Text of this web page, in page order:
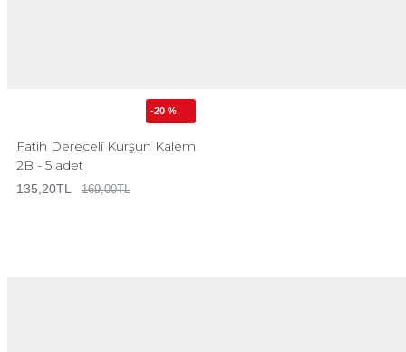
-20 %
Fatih Dereceli Kurşun Kalem
2B - 5 adet
135,20TL 169,00TL